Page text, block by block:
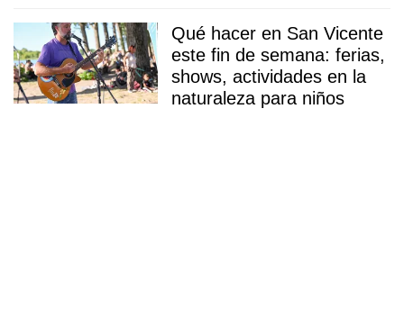
Qué hacer en San Vicente
este fin de semana: ferias,
shows, actividades en la
naturaleza para niños